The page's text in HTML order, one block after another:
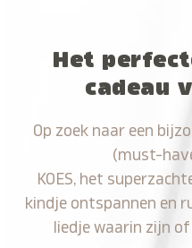
Het
cadeau
Op zoek naar een
(must-
KOES, het
kindje ontspannen en
liedje waarin zijn